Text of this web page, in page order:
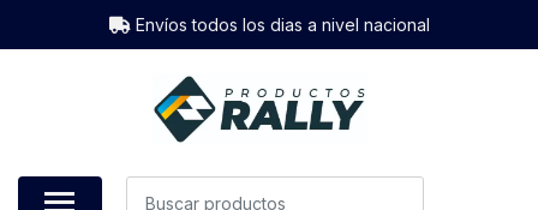
Envíos todos los dias a nivel nacional